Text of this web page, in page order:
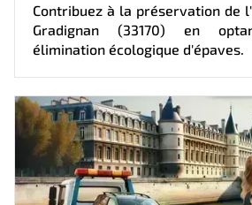
Contribuez à la préservation de
Gradignan (33170) en
élimination écologique d'épaves.